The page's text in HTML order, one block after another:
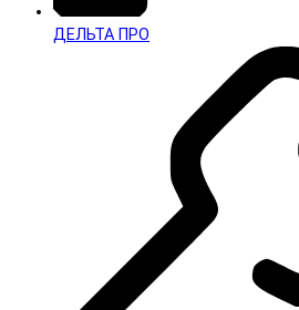
ДЕЛЬТА ПРО